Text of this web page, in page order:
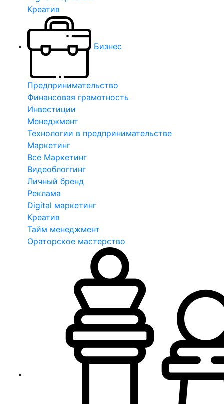
Креатив
Бизнес
Предпринимательство
Финансовая грамотность
Инвестиции
Менеджмент
Технологии в предпринимательстве
Маркетинг
Все Маркетинг
Видеоблоггинг
Личный бренд
Реклама
Digital маркетинг
Креатив
Тайм менеджмент
Ораторское мастерство